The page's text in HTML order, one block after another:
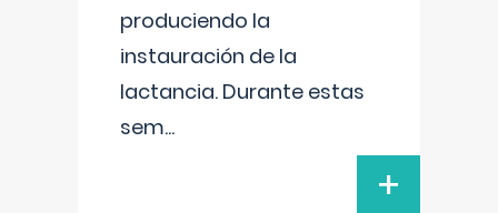
produciendo la
instauración de la
lactancia. Durante estas
sem...
+